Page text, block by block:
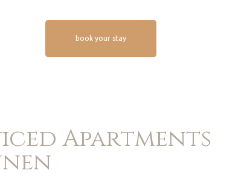
book your stay
Apartments